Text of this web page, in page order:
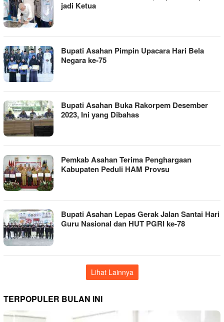
jadi Ketua
Bupati Asahan Pimpin Upacara Hari Bela
Negara ke-75
Bupati Asahan Buka Rakorpem Desember
2023, Ini yang Dibahas
Pemkab Asahan Terima Penghargaan
Kabupaten Peduli HAM Provsu
Bupati Asahan Lepas Gerak Jalan Santai Hari
Guru Nasional dan HUT PGRI ke-78
Lihat Lainnya
TERPOPULER BULAN INI